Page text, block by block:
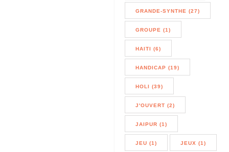
GRANDE-SYNTHE (27)
GROUPE (1)
HAITI (6)
HANDICAP (19)
HOLI (39)
J'OUVERT (2)
JAIPUR (1)
JEU (1) JEUX (1)